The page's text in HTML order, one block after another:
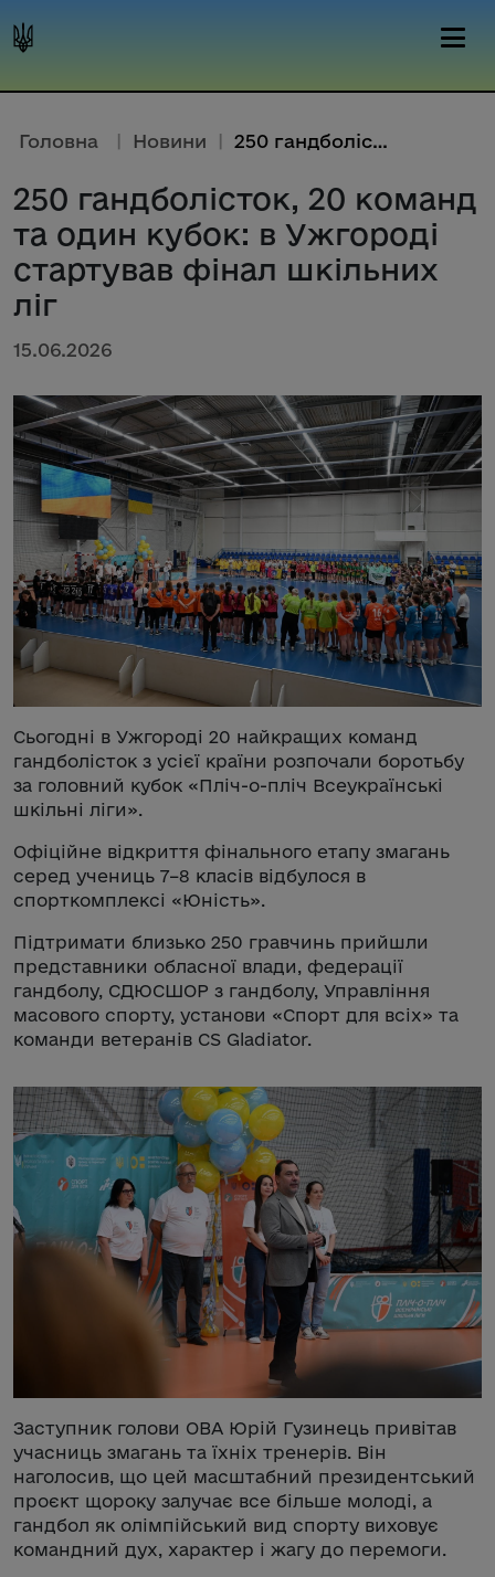
Головна | Новини | 250 гандболісток, 20 команд та...
250 гандболісток, 20 команд
та один кубок: в Ужгороді
стартував фінал шкільних
ліг
15.06.2026
Сьогодні в Ужгороді 20 найкращих команд
гандболісток з усієї країни розпочали боротьбу
за головний кубок «Пліч-о-пліч Всеукраїнські
шкільні ліги».
Офіційне відкриття фінального етапу змагань
серед учениць 7–8 класів відбулося в
спорткомплексі «Юність».
Підтримати близько 250 гравчинь прийшли
представники обласної влади, федерації
гандболу, СДЮСШОР з гандболу, Управління
масового спорту, установи «Спорт для всіх» та
команди ветеранів CS Gladiator.
Заступник голови ОВА Юрій Гузинець привітав
учасниць змагань та їхніх тренерів. Він
наголосив, що цей масштабний президентський
проєкт щороку залучає все більше молоді, а
гандбол як олімпійський вид спорту виховує
командний дух, характер і жагу до перемоги.